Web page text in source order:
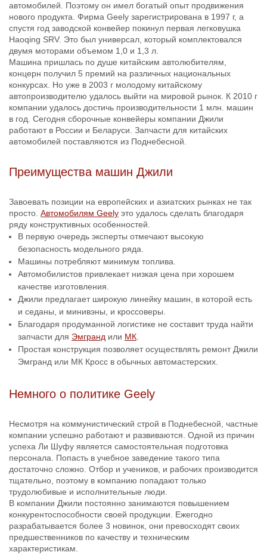
автомобилей. Поэтому он имел богатый опыт продвижения
нового продукта. Фирма Geely зарегистрирована в 1997 г, а
спустя год заводской конвейер покинул первая легковушка
Haoqing SRV. Это был универсал, который комплектовался
двумя моторами объемом 1,0 и 1,3 л.
Машина пришлась по душе китайским автолюбителям,
концерн получил 5 премий на различных национальных
конкурсах. Но уже в 2003 г молодому китайскому
автопроизводителю удалось выйти на мировой рынок. К 2010 г
компании удалось достичь производительности 1 млн. машин
в год. Сегодня сборочные конвейеры компании Джили
работают в России и Беларуси. Запчасти для китайских
автомобилей поставляются из Поднебесной.
Преимущества машин Джили
Завоевать позиции на европейских и азиатских рынках не так
просто. Автомобилям Geely это удалось сделать благодаря
ряду конструктивных особенностей.
В первую очередь эксперты отмечают высокую
безопасность модельного ряда.
Машины потребляют минимум топлива.
Автомобилистов привлекает низкая цена при хорошем
качестве изготовления.
Джили предлагает широкую линейку машин, в которой есть
и седаны, и минивэны, и кроссоверы.
Благодаря продуманной логистике не составит труда найти
запчасти для Эмгранд или МК.
Простая конструкция позволяет осуществлять ремонт Джили
Эмгранд или МК Кросс в обычных автомастерских.
Немного о политике Geely
Несмотря на коммунистический строй в Поднебесной, частные
компании успешно работают и развиваются. Одной из причин
успеха Ли Шуфу является самостоятельная подготовка
персонала. Попасть в учебное заведение такого типа
достаточно сложно. Отбор и учеников, и рабочих производится
тщательно, поэтому в компанию попадают только
трудолюбивые и исполнительные люди.
В компании Джили постоянно занимаются повышением
конкурентоспособности своей продукции. Ежегодно
разрабатывается более 3 новинок, они превосходят своих
предшественников по качеству и техническим
характеристикам.